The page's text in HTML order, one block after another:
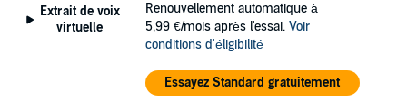
Extrait de voix
virtuelle
Renouvellement automatique à
5,99 €/mois après l'essai. Voir
conditions d'éligibilité
Essayez Standard gratuitement